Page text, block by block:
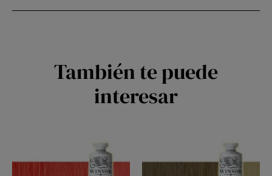
También te puede
interesar